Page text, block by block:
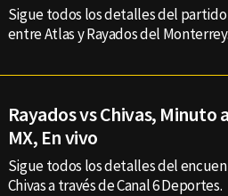
Sigue todos los detalles del partido
entre Atlas y Rayados del Monterrey.
Rayados vs Chivas, Minuto
MX, En vivo
Sigue todos los detalles del
Chivas a través de Canal 6 Deportes.